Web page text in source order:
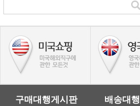
구매대행게시판 배송대